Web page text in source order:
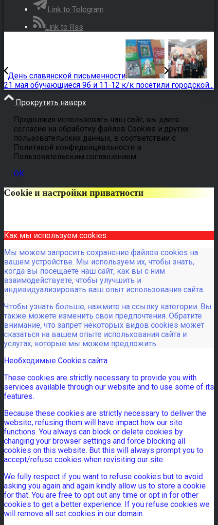
Link to Telegram
Link to Rss
День славянской письменности
21 мая обучающиеся 9б и 11-12 к/к посетили городской...
Прокрутить наверх
Продолжая использовать наш сайт, вы даете
согласие на обработку файлов Cookies и других
пользовательских данных, в соответствии с
Политикой конфиденциальности и
Пользовательским соглашением
OK
Cookie и настройки приватности
Как мы используем cookies
Мы можем запросить сохранение файлов cookies на
вашем устройстве. Мы используем их, чтобы знать,
когда вы посещаете наш сайт, как вы с ним
взаимодействуете, чтобы улучшить и
индивидуализировать ваш опыт использования сайта.
Чтобы узнать больше, нажмите на ссылку категории. Вы
также можете изменить свои предпочтения. Обратите
внимание, что запрет некоторых видов cookies может
сказаться на вашем опыте испольхования сайта и
услугах, которые мы можем предложить.
Необходимые Cookies сайта
These cookies are strictly necessary to provide you with
services available through our website and to use some of its
features.
Because these cookies are strictly necessary to deliver the
website, refusing them will have impact how our site
functions. You always can block or delete cookies by
changing your browser settings and force blocking all
cookies on this website. But this will always prompt you to
accept/refuse cookies when revisiting our site.
We fully respect if you want to refuse cookies but to avoid
asking you again and again kindly allow us to store a cookie
for that. You are free to opt out any time or opt in for other
cookies to get a better experience. If you refuse cookies we
will remove all set cookies in our domain.